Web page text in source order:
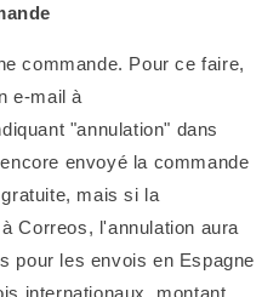
commande. Pour ce faire,
e-mail à
"annulation" dans
envoyé la commande
mais si la
Correos, l'annulation aura
pour les envois en Espagne
internationaux, montant